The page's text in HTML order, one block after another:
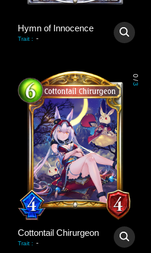
Hymn of Innocence
Trait : -
0
/
3
Cottontail Chirurgeon
Trait : -